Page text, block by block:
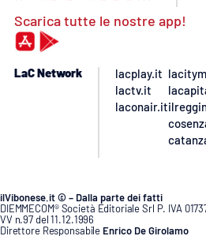
Scarica tutte le nostre app!
LaC Network
lacplay.it
lactv.it
laconair.it
ilVibonese.it © – Dalla parte dei fatti
DIEMMECOM® Società Editoriale Srl P. IVA
VV n.97 del 11.12.1996
Direttore Responsabile Enrico De Girolamo